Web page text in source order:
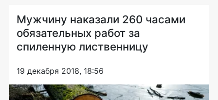
Мужчину наказали 260 часами
обязательных работ за
спиленную лиственницу
19 декабря 2018, 18:56